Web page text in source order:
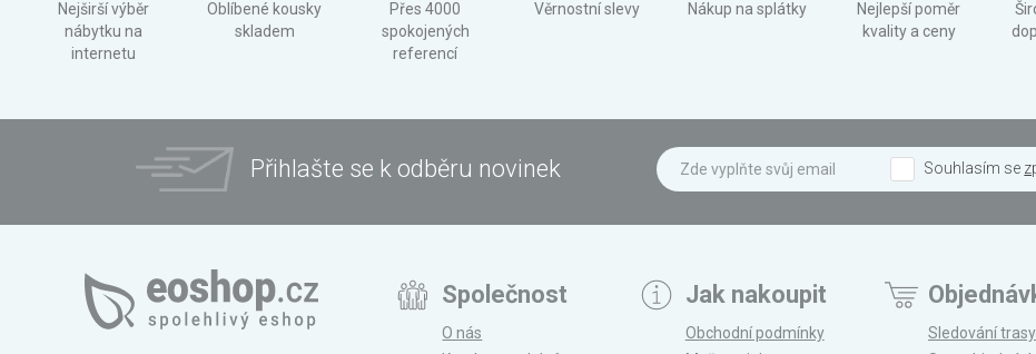
Nejširší výběr
nábytku na
internetu
Oblíbené kousky
skladem
Přes 4000
spokojených
referencí
Věrnostní slevy Nákup na splátky
Nejlepší poměr
kvality a ceny
Přihlašte se k odběru novinek Souhlasím se
Společnost
O nás
Jak nakoupit
Obchodní podmínky
Sledování